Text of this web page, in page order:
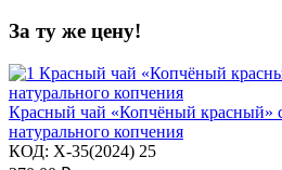
За ту же цену!
Красный чай «Копчёный красный»
натурального копчения
КОД: X-35(2024) 25